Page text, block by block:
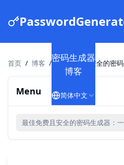
密码生成器
博客
简体中文
首页 / 博客 / 最佳免费且安全的密
Menu
最佳免费且安全的密码生成器：